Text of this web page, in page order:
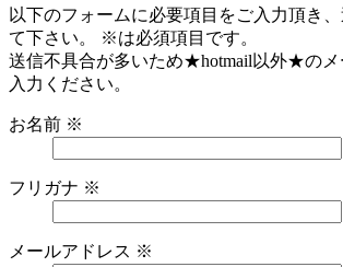
以下のフォームに必要項目をご入力頂き
て下さい。
※は必須項目です。
送信不具合が多いため★hotmail以外★のメ
入力ください。
お名前 ※
フリガナ ※
メールアドレス ※